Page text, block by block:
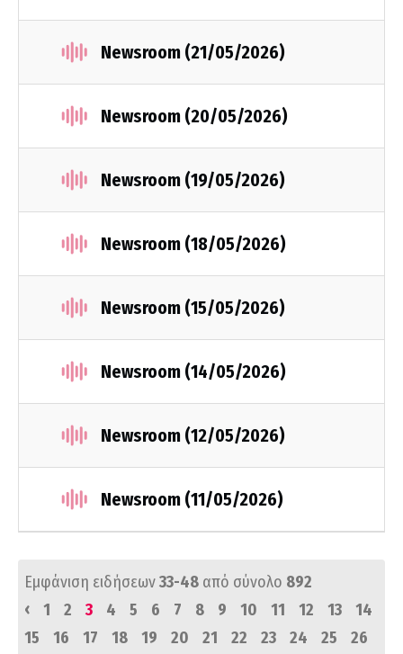
Newsroom (21/05/2026)
Newsroom (20/05/2026)
Newsroom (19/05/2026)
Newsroom (18/05/2026)
Newsroom (15/05/2026)
Newsroom (14/05/2026)
Newsroom (12/05/2026)
Newsroom (11/05/2026)
Εμφάνιση ειδήσεων33-48 από σύνολο 892
‹
1 2 3 4 5 6 7 8 9 10 11 12 13
14
15
16 17 18 19 20 21 22 23 24 25
26